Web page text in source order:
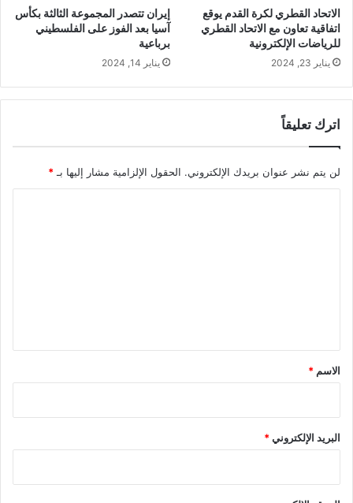
الاتحاد القطري لكرة القدم يوقع
اتفاقية تعاون مع الاتحاد القطري
للرياضات الإلكترونية
يناير 23, 2024
إيران تتصدر المجموعة الثالثة بكأس
آسيا بعد الفوز على الفلسطيني
برباعية
يناير 14, 2024
اترك تعليقاً
لن يتم نشر عنوان بريدك الإلكتروني. الحقول الإلزامية مشار إليها بـ*
*
الاسم *
البريد الإلكتروني*